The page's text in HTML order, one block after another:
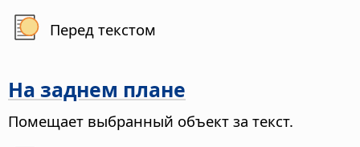
Перед текстом
На заднем плане
Помещает выбранный объект за текст.